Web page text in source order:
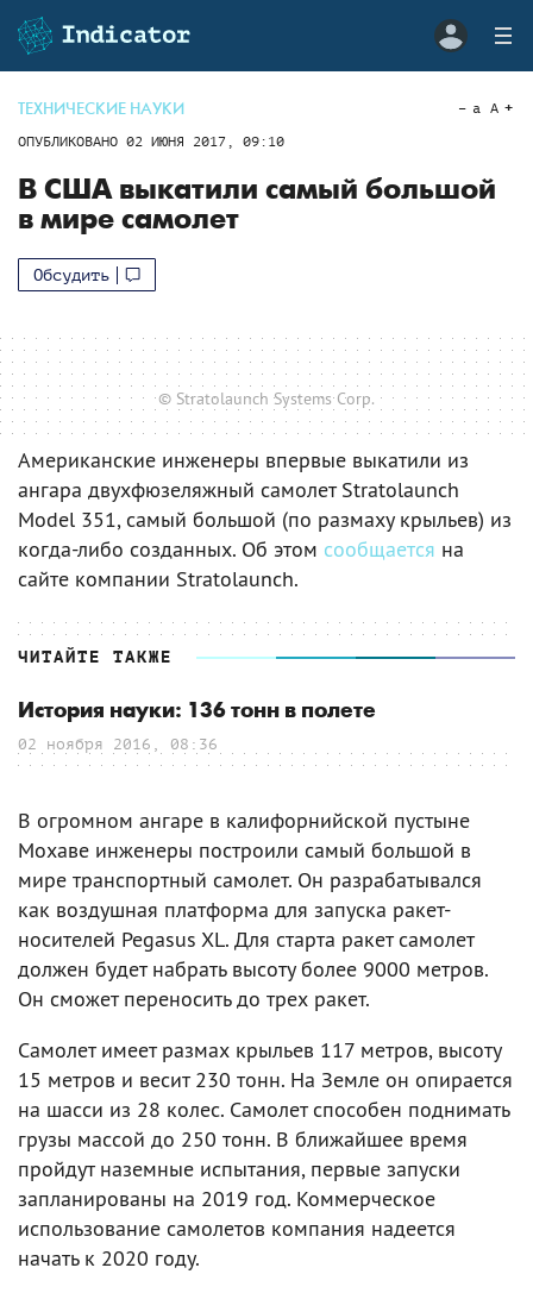
ТЕХНИЧЕСКИЕ НАУКИ
ОПУБЛИКОВАНО 02 ИЮНЯ 2017, 09:10
a A
В США выкатили самый большой
в мире самолет
Обсудить
© Stratolaunch Systems Corp.
Американские инженеры впервые выкатили из
ангара двухфюзеляжный самолет Stratolaunch
Model 351, самый большой (по размаху крыльев) из
когда-либо созданных. Об этом сообщается на
сайте компании Stratolaunch.
ЧИТАЙТЕ ТАКЖЕ
История науки: 136 тонн в полете
02 ноября 2016, 08:36
В огромном ангаре в калифорнийской пустыне
Мохаве инженеры построили самый большой в
мире транспортный самолет. Он разрабатывался
как воздушная платформа для запуска ракет-
носителей Pegasus XL. Для старта ракет самолет
должен будет набрать высоту более 9000 метров.
Он сможет переносить до трех ракет.
Самолет имеет размах крыльев 117 метров, высоту
15 метров и весит 230 тонн. На Земле он опирается
на шасси из 28 колес. Самолет способен поднимать
грузы массой до 250 тонн. В ближайшее время
пройдут наземные испытания, первые запуски
запланированы на 2019 год. Коммерческое
использование самолетов компания надеется
начать к 2020 году.